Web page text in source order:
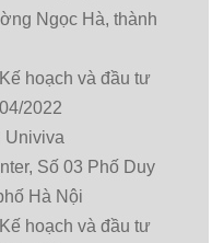
Ngọc Hà, thành
hoạch và đầu tư
2022
Univiva
Số 03 Phố Duy
Hà Nội
hoạch và đầu tư